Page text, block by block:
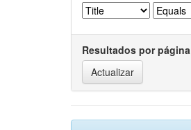
Resultados por página